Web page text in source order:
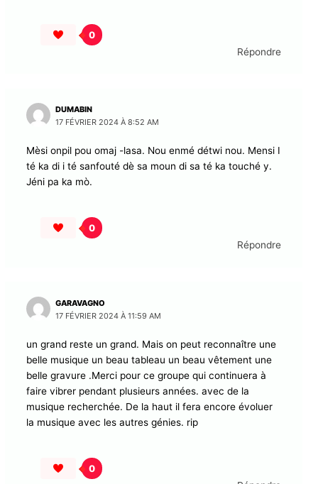
0
Répondre
DUMABIN
17 FÉVRIER 2024 À 8:52 AM
Mèsi onpil pou omaj -lasa. Nou enmé détwi nou. Mensi I
té ka di i té sanfouté dè sa moun di sa té ka touché y.
Jéni pa ka mò.
0
Répondre
GARAVAGNO
17 FÉVRIER 2024 À 11:59 AM
un grand reste un grand. Mais on peut reconnaître une
belle musique un beau tableau un beau vêtement une
belle gravure .Merci pour ce groupe qui continuera à
faire vibrer pendant plusieurs années. avec de la
musique recherchée. De la haut il fera encore évoluer
la musique avec les autres génies. rip
0